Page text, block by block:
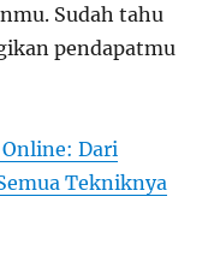
Sudah tahu
pendapatmu
Dari
Tekniknya